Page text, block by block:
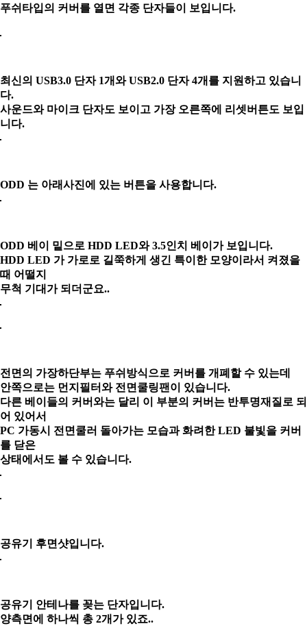
푸쉬타입의 커버를 열면 각종 단자들이 보입니다.
최신의 USB3.0 단자 1개와 USB2.0 단자 4개를 지원하고 있습니
다.
사운드와 마이크 단자도 보이고 가장 오른쪽에 리셋버튼도 보입
니다.
ODD 는 아래사진에 있는 버튼을 사용합니다.
ODD 베이 밑으로 HDD LED와 3.5인치 베이가 보입니다.
HDD LED 가 가로로 길쭉하게 생긴 특이한 모양이라서 켜졌을
때 어떨지
무척 기대가 되더군요..
전면의 가장하단부는 푸쉬방식으로 커버를 개폐할 수 있는데
안쪽으로는 먼지필터와 전면쿨링팬이 있습니다.
다른 베이들의 커버와는 달리 이 부분의 커버는 반투명재질로 되
어 있어서
PC 가동시 전면쿨러 돌아가는 모습과 화려한 LED 불빛을 커버
를 닫은
상태에서도 볼 수 있습니다.
공유기 후면샷입니다.
공유기 안테나를 꽂는 단자입니다.
양측면에 하나씩 총 2개가 있죠..